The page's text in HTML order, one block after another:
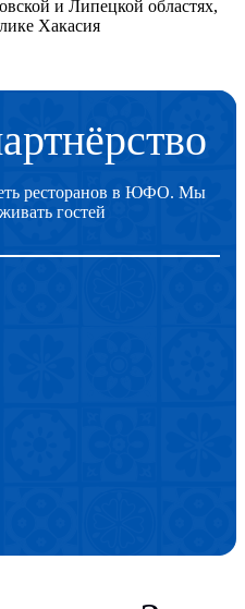
и Липецкой областях,
Хакасия
ресторанов в ЮФО. Мы
гостей